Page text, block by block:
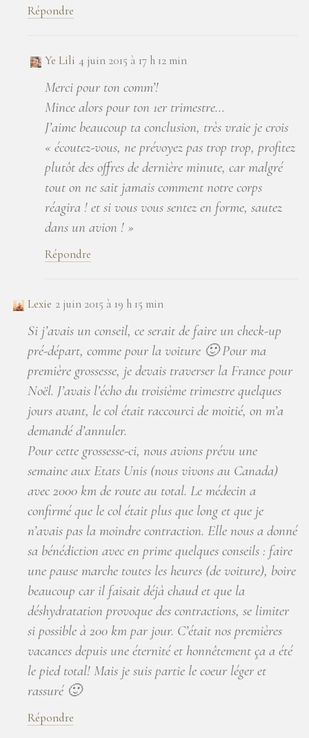
Répondre
Ye Lili 4 juin 2015 à 17 h 12 min
Merci pour ton comm’!
Mince alors pour ton 1er trimestre…
J’aime beaucoup ta conclusion, très vraie je crois
« écoutez-vous, ne prévoyez pas trop trop, profitez
plutôt des offres de dernière minute, car malgré
tout on ne sait jamais comment notre corps
réagira ! et si vous vous sentez en forme, sautez
dans un avion ! »
Répondre
Lexie 2 juin 2015 à 19 h 15 min
Si j’avais un conseil, ce serait de faire un check-up
pré-départ, comme pour la voiture 🙂 Pour ma
première grossesse, je devais traverser la France pour
Noël. J’avais l’écho du troisième trimestre quelques
jours avant, le col était raccourci de moitié, on m’a
demandé d’annuler.
Pour cette grossesse-ci, nous avions prévu une
semaine aux Etats Unis (nous vivons au Canada)
avec 2000 km de route au total. Le médecin a
confirmé que le col était plus que long et que je
n’avais pas la moindre contraction. Elle nous a donné
sa bénédiction avec en prime quelques conseils : faire
une pause marche toutes les heures (de voiture), boire
beaucoup car il faisait déjà chaud et que la
déshydratation provoque des contractions, se limiter
si possible à 200 km par jour. C’était nos premières
vacances depuis une éternité et honnêtement ça a été
le pied total! Mais je suis partie le coeur léger et
rassuré 🙂
Répondre